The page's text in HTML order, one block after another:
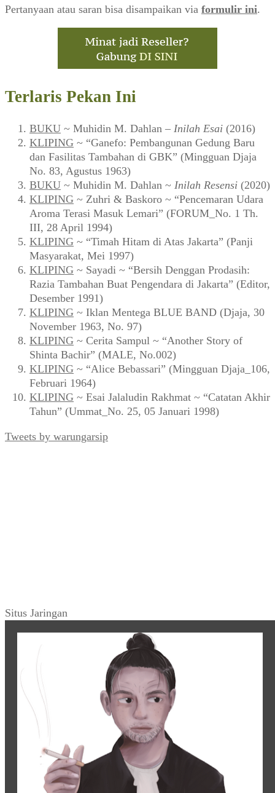
Pertanyaan atau saran bisa disampaikan via formulir ini.
Terlaris Pekan Ini
BUKU ~ Muhidin M. Dahlan – Inilah Esai (2016)
KLIPING ~ “Ganefo: Pembangunan Gedung Baru
dan Fasilitas Tambahan di GBK” (Mingguan Djaja
No. 83, Agustus 1963)
BUKU ~ Muhidin M. Dahlan ~ Inilah Resensi (2020)
KLIPING ~ Zuhri & Baskoro ~ “Pencemaran Udara
Aroma Terasi Masuk Lemari” (FORUM_No. 1 Th.
III, 28 April 1994)
KLIPING ~ “Timah Hitam di Atas Jakarta” (Panji
Masyarakat, Mei 1997)
KLIPING ~ Sayadi ~ “Bersih Denggan Prodasih:
Razia Tambahan Buat Pengendara di Jakarta” (Editor,
Desember 1991)
KLIPING ~ Iklan Mentega BLUE BAND (Djaja, 30
November 1963, No. 97)
KLIPING ~ Cerita Sampul ~ “Another Story of
Shinta Bachir” (MALE, No.002)
KLIPING ~ “Alice Bebassari” (Mingguan Djaja_106,
Februari 1964)
KLIPING ~ Esai Jalaludin Rakhmat ~ “Catatan Akhir
Tahun” (Ummat_No. 25, 05 Januari 1998)
Tweets by warungarsip
Situs Jaringan